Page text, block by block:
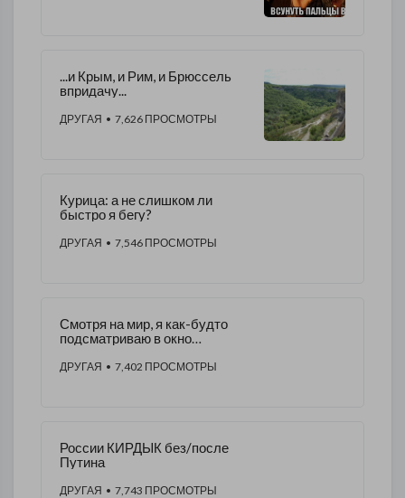
...и Крым, и Рим, и Брюссель
впридачу...
ДРУГАЯ • 7,626 ПРОСМОТРЫ
Курица: а не слишком ли
быстро я бегу?
ДРУГАЯ • 7,546 ПРОСМОТРЫ
Смотря на мир, я как-будто
подсматриваю в окно
ДРУГАЯ • 7,402 ПРОСМОТРЫ
России КИРДЫК без/после
Путина
ДРУГАЯ • 7,743 ПРОСМОТРЫ